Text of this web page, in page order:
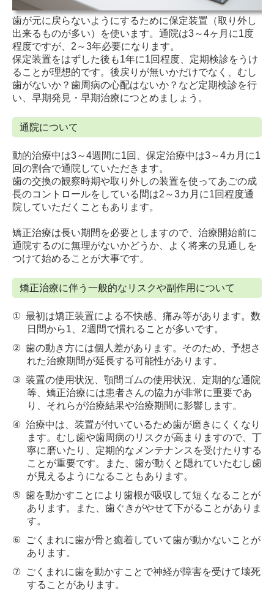
歯が元に戻らないようにするために保定装置（取り外し
出来るものが多い）を使います。通院は3～4ヶ月に1度
程度ですが、2～3年必要になります。
保定装置をはずした後も1年に1回程度、定期検診をうけ
ることが理想的です。後戻りが無いかだけでなく、むし
歯がないか？歯周病の心配はないか？など定期検診を行
い、早期発見・早期治療につとめましょう。
通院について
動的治療中は3～4週間に1回、保定治療中は3～4カ月に1
回の割合で通院していただきます。
歯の交換の観察時期や取り外しの装置を使ってあごの成
長のコントロールをしている間は2～3カ月に1回程度通
院していただくこともあります。
矯正治療は長い期間を必要としますので、治療開始前に
通院するのに無理がないかどうか、よく将来の見通しを
つけて始めることが大事です。
矯正治療に伴う一般的なリスクや副作用について
① 最初は矯正装置による不快感、痛み等があります。数
日間から1、2週間で慣れることが多いです。
② 歯の動き方には個人差があります。そのため、予想さ
れた治療期間が延長する可能性があります。
③ 装置の使用状況、顎間ゴムの使用状況、定期的な通院
等、矯正治療には患者さんの協力が非常に重要であ
り、それらが治療結果や治療期間に影響します。
④ 治療中は、装置が付いているため歯が磨きにくくなり
ます。むし歯や歯周病のリスクが高まりますので、丁
寧に磨いたり、定期的なメンテナンスを受けたりする
ことが重要です。また、歯が動くと隠れていたむし歯
が見えるようになることもあります。
⑤ 歯を動かすことにより歯根が吸収して短くなることが
あります。また、歯ぐきがやせて下がることがありま
す。
⑥ ごくまれに歯が骨と癒着していて歯が動かないことが
あります。
⑦ ごくまれに歯を動かすことで神経が障害を受けて壊死
することがあります。